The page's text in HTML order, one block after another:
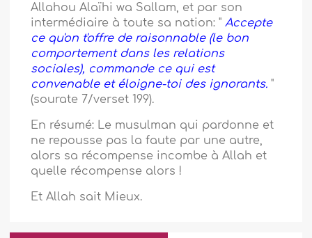
Allahou Alaïhi wa Sallam, et par son
intermédiaire à toute sa nation: "Accepte
ce qu'on t'offre de raisonnable (le bon
comportement dans les relations
sociales), commande ce qui est
convenable et éloigne-toi des ignorants. "
(sourate 7/verset 199).
En résumé: Le musulman qui pardonne et
ne repousse pas la faute par une autre,
alors sa récompense incombe à Allah et
quelle récompense alors !
Et Allah sait Mieux.